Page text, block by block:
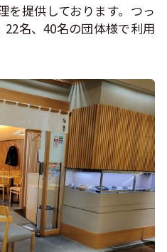
を提供しております。つっ
22名、40名の団体様で利用